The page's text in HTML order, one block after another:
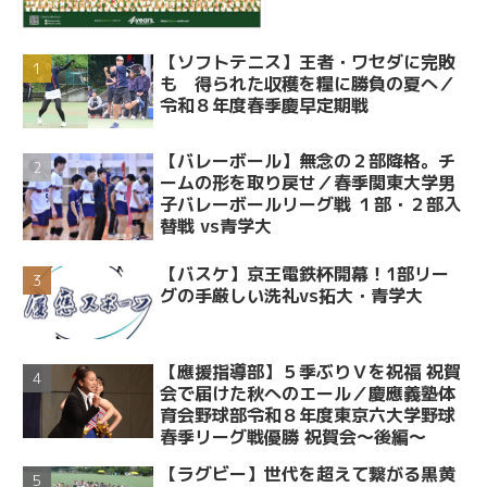
【ソフトテニス】王者・ワセダに完敗
も 得られた収穫を糧に勝負の夏へ／
令和８年度春季慶早定期戦
【バレーボール】無念の２部降格。チ
ームの形を取り戻せ／春季関東大学男
子バレーボールリーグ戦 １部・２部入
替戦 vs青学大
【バスケ】京王電鉄杯開幕！1部リー
グの手厳しい洗礼vs拓大・青学大
【應援指導部】５季ぶりＶを祝福 祝賀
会で届けた秋へのエール／慶應義塾体
育会野球部令和８年度東京六大学野球
春季リーグ戦優勝 祝賀会～後編～
【ラグビー】世代を超えて繋がる黒黄